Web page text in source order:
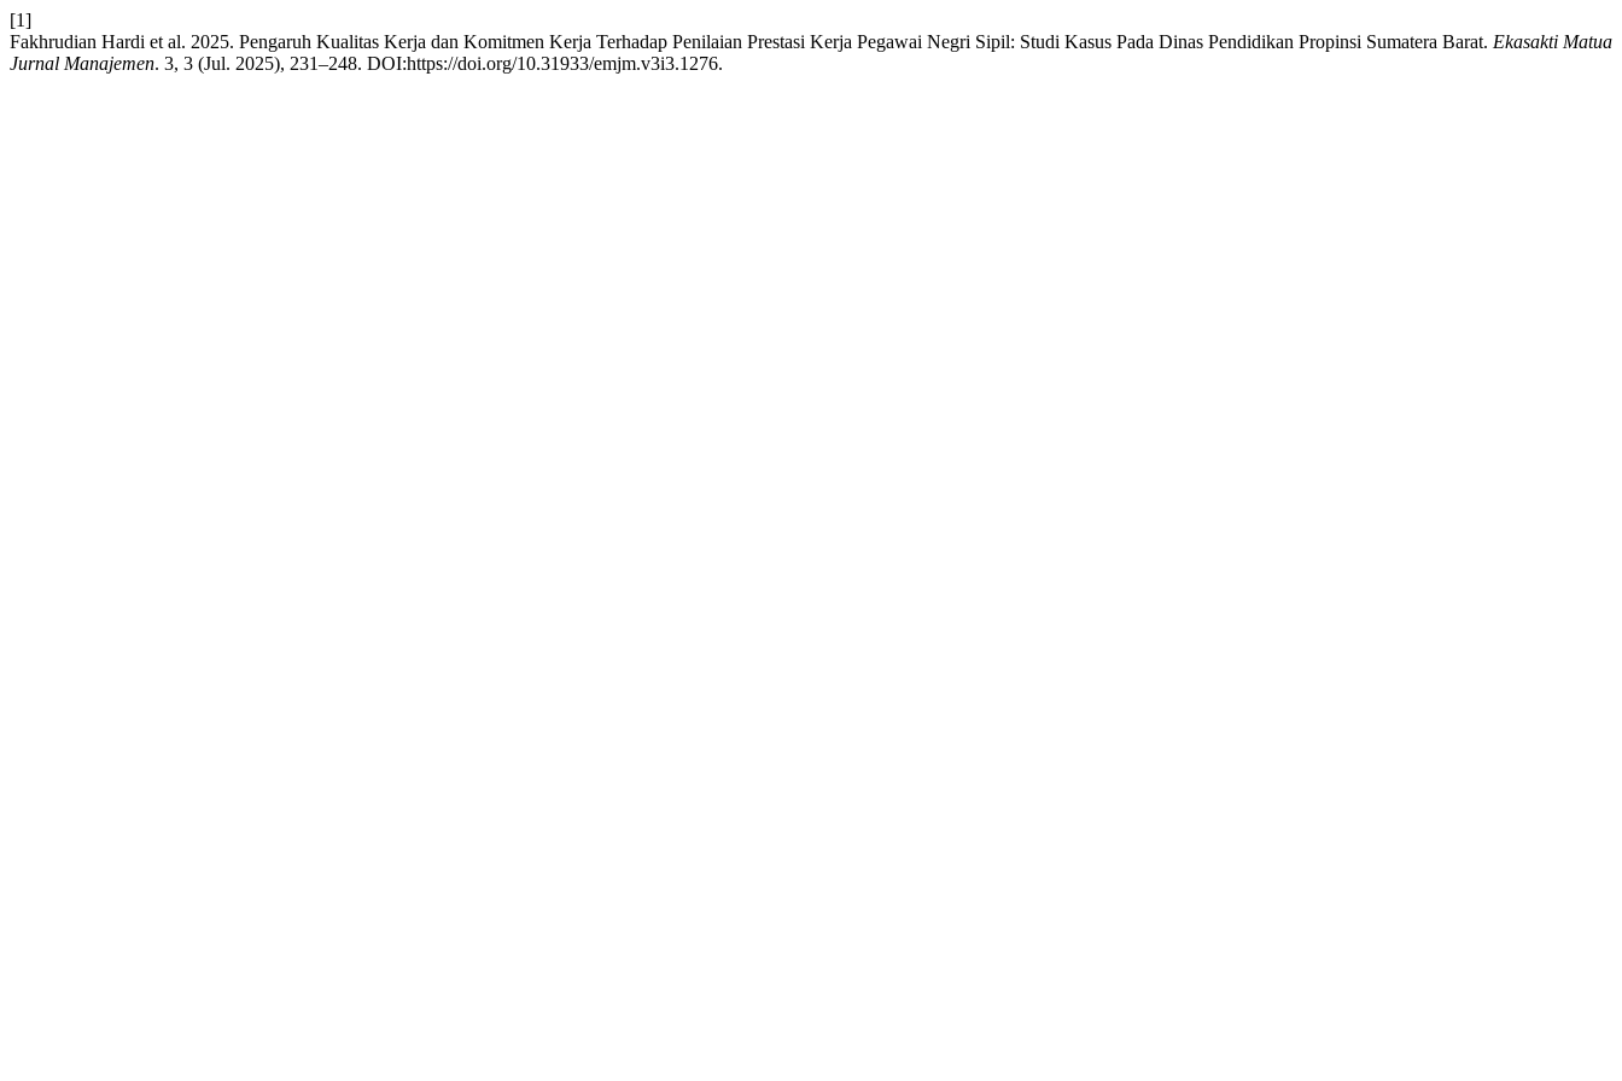
[1]
Fakhrudian Hardi et al. 2025. Pengaruh Kualitas Kerja dan Komitmen Kerja Terhadap Penilaian Prestasi Kerja Pegawai Negri Sipil: Studi Kasus Pada Dinas Pendidikan Propinsi Sumatera Barat. Ekasakti Matua
Jurnal Manajemen. 3, 3 (Jul. 2025), 231–248. DOI:https://doi.org/10.31933/emjm.v3i3.1276.